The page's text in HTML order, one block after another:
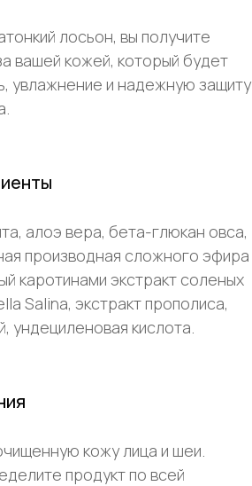
лосьон, вы получите
вашей кожей, который будет
увлажнение и надежную защиту
алоэ вера, бета-глюкан овса,
производная сложного эфира
каротинами экстракт соленых
Salina, экстракт прополиса,
ундециленовая кислота.
кожу лица и шеи.
продукт по всей